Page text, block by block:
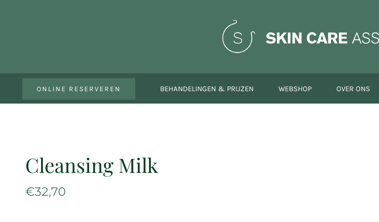
ONLINE RESERVEREN BEHANDELINGEN & PRIJZEN WEBSHOP OVER ONS
Cleansing Milk
€32,70